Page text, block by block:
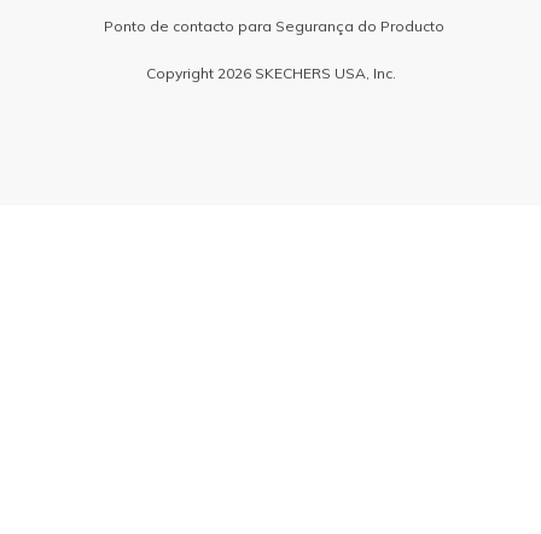
Ponto de contacto para Segurança do Producto
Copyright 2026 SKECHERS USA, Inc.